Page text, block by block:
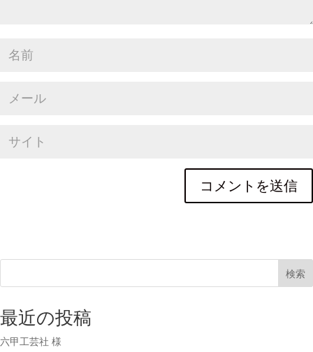
検索
最近の投稿
六甲工芸社 様